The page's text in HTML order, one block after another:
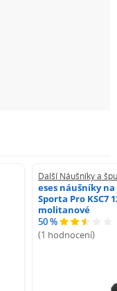
Další Náušníky a
eses náušníky
Sporta Pro KSC7
molitanové
50 %
(1 hodnocení)